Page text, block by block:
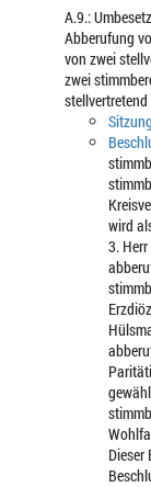
A.9.:
Abberufung
von zwei
zwei
wird
3.